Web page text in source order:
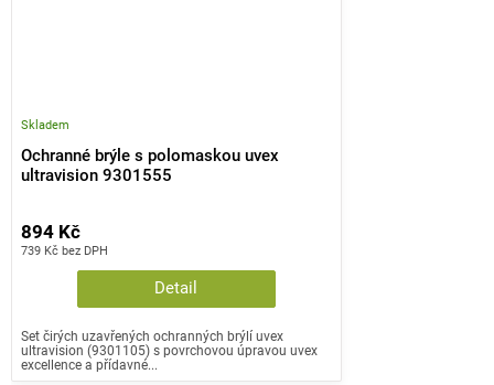
Ochranné brýle s polomaskou uvex
ultravision 9301555
Skladem
739 Kč bez DPH
894 Kč
Detail
Set čirých uzavřených ochranných brýlí uvex
ultravision (9301105) s povrchovou úpravou uvex
excellence a přídavné...